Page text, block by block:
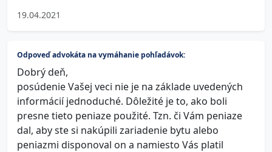
19.04.2021
Odpoveď advokáta na vymáhanie pohľadávok:
Dobrý deň,
posúdenie Vašej veci nie je na základe uvedených
informácií jednoduché. Dôležité je to, ako boli
presne tieto peniaze použité. Tzn. či Vám peniaze
dal, aby ste si nakúpili zariadenie bytu alebo
peniazmi disponoval on a namiesto Vás platil